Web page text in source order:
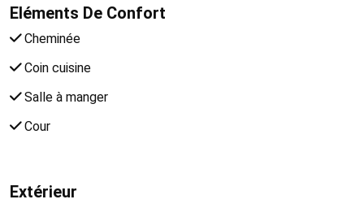
Eléments De Confort
Cheminée
Coin cuisine
Salle à manger
Cour
Extérieur